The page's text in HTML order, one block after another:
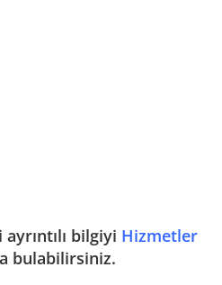
bilgiyi Hizmetler
bulabilirsiniz.